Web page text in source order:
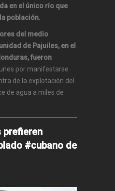
en el único río que
población.
del medio
de Pajuiles, en el
fueron
por manifestarse
de la explotación del
de agua a miles de
prefieren
#cubano de